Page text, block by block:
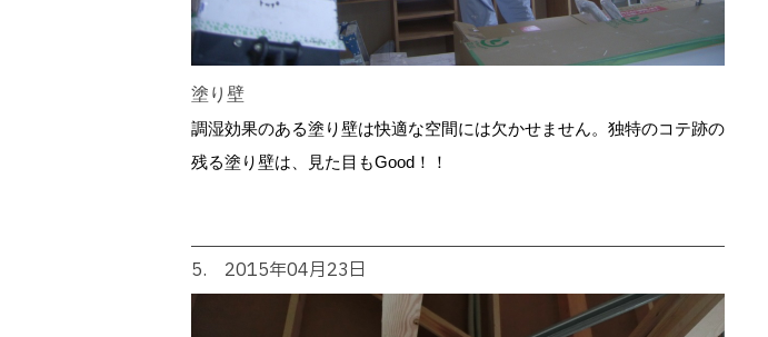
塗り壁
調湿効果のある塗り壁は快適な空間には欠かせません。独特のコテ跡の
残る塗り壁は、見た目もGood！！
5. 2015年04月23日